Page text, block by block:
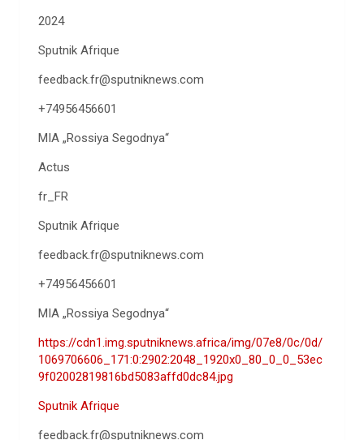
2024
Sputnik Afrique
feedback.fr@sputniknews.com
+74956456601
MIA „Rossiya Segodnya“
Actus
fr_FR
Sputnik Afrique
feedback.fr@sputniknews.com
+74956456601
MIA „Rossiya Segodnya“
https://cdn1.img.sputniknews.africa/img/07e8/0c/0d/
1069706606_171:0:2902:2048_1920x0_80_0_0_53ec
9f02002819816bd5083affd0dc84.jpg
Sputnik Afrique
feedback.fr@sputniknews.com